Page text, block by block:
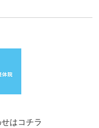
はコチラ